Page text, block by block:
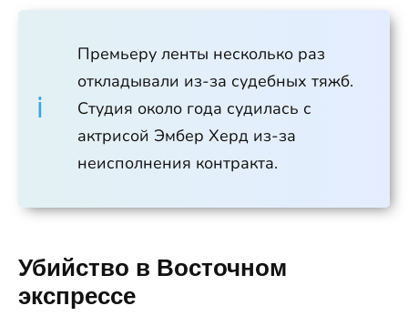
Премьеру ленты несколько раз
откладывали из-за судебных тяжб.
Студия около года судилась с
актрисой Эмбер Херд из-за
неисполнения контракта.
Убийство в Восточном
экспрессе